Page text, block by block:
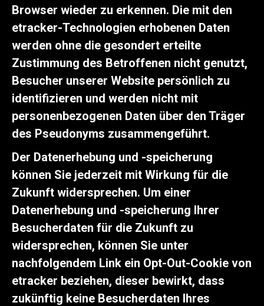
Browser wieder zu erkennen. Die mit den
etracker-Technologien erhobenen Daten
werden ohne die gesondert erteilte
Zustimmung des Betroffenen nicht genutzt,
Besucher unserer Website persönlich zu
identifizieren und werden nicht mit
personenbezogenen Daten über den Träger
des Pseudonyms zusammengeführt.
Der Datenerhebung und -speicherung
können Sie jederzeit mit Wirkung für die
Zukunft widersprechen. Um einer
Datenerhebung und -speicherung Ihrer
Besucherdaten für die Zukunft zu
widersprechen, können Sie unter
nachfolgendem Link ein Opt-Out-Cookie von
etracker beziehen, dieser bewirkt, dass
zukünftig keine Besucherdaten Ihres